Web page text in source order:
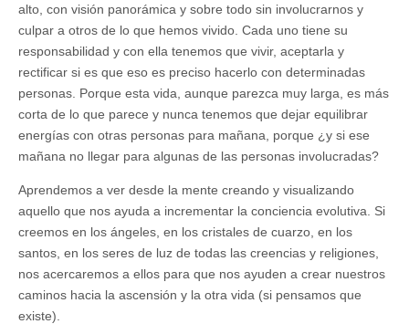
alto, con visión panorámica y sobre todo sin involucrarnos y
culpar a otros de lo que hemos vivido. Cada uno tiene su
responsabilidad y con ella tenemos que vivir, aceptarla y
rectificar si es que eso es preciso hacerlo con determinadas
personas. Porque esta vida, aunque parezca muy larga, es más
corta de lo que parece y nunca tenemos que dejar equilibrar
energías con otras personas para mañana, porque ¿y si ese
mañana no llegar para algunas de las personas involucradas?
Aprendemos a ver desde la mente creando y visualizando
aquello que nos ayuda a incrementar la conciencia evolutiva. Si
creemos en los ángeles, en los cristales de cuarzo, en los
santos, en los seres de luz de todas las creencias y religiones,
nos acercaremos a ellos para que nos ayuden a crear nuestros
caminos hacia la ascensión y la otra vida (si pensamos que
existe).